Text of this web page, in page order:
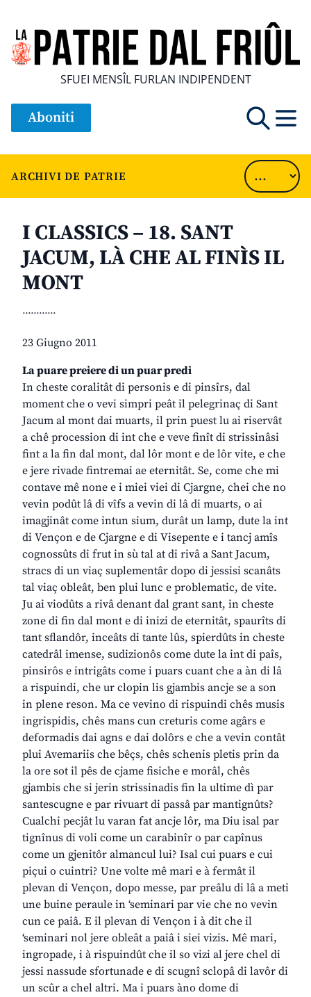
SFUEI MENSÎL FURLAN INDIPENDENT
Aboniti
ARCHIVI DE PATRIE
I CLASSICS – 18. SANT
JACUM, LÀ CHE AL FINÌS IL
MONT
............
23 Giugno 2011
La puare preiere di un puar predi
In cheste coralitât di personis e di pinsîrs, dal
moment che o vevi simpri peât il pelegrinaç di Sant
Jacum al mont dai muarts, il prin puest lu ai riservât
a chê procession di int che e veve finît di strissinâsi
fint a la fin dal mont, dal lôr mont e de lôr vite, e che
e jere rivade fintremai ae eternitât. Se, come che mi
contave mê none e i miei viei di Cjargne, chei che no
vevin podût lâ di vîfs a vevin di lâ di muarts, o ai
imagjinât come intun sium, durât un lamp, dute la int
di Vençon e de Cjargne e di Visepente e i tancj amîs
cognossûts di frut in sù tal at di rivâ a Sant Jacum,
stracs di un viaç suplementâr dopo di jessisi scanâts
tal viaç obleât, ben plui lunc e problematic, de vite.
Ju ai viodûts a rivâ denant dal grant sant, in cheste
zone di fin dal mont e di inizi de eternitât, spaurîts di
tant sflandôr, inceâts di tante lûs, spierdûts in cheste
catedrâl imense, sudizionôs come dute la int di paîs,
pinsirôs e intrigâts come i puars cuant che a àn di lâ
a rispuindi, che ur clopin lis gjambis ancje se a son
in plene reson. Ma ce vevino di rispuindi chês musis
ingrispidis, chês mans cun creturis come agârs e
deformadis dai agns e dai dolôrs e che a vevin contât
plui Avemariis che bêçs, chês schenis pletis prin da
la ore sot il pês de cjame fisiche e morâl, chês
gjambis che si jerin strissinadis fin la ultime dì par
santescugne e par rivuart di passâ par mantignûts?
Cualchi pecjât lu varan fat ancje lôr, ma Diu isal par
tignînus di voli come un carabinîr o par capînus
come un gjenitôr almancul lui? Isal cui puars e cui
piçui o cuintri? Une volte mê mari e à fermât il
plevan di Vençon, dopo messe, par preâlu di lâ a meti
une buine peraule in ‘seminari par vie che no vevin
cun ce paiâ. E il plevan di Vençon i à dit che il
‘seminari nol jere obleât a paiâ i siei vizis. Mê mari,
ingropade, i à rispuindût che il so vizi al jere chel di
jessi nassude sfortunade e di scugnî sclopâ di lavôr di
un scûr a chel altri. Ma i puars àno dome di